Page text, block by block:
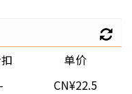
单价
-
CN¥22.5